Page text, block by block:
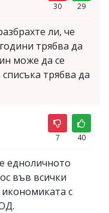
30 29
ли, че
трябва да
може да се
трябва да
7 40
едноличното
във всички
с